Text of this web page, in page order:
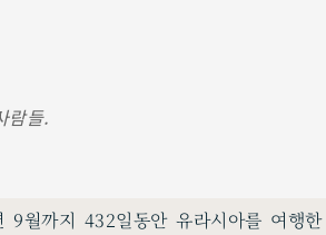
람들.
월까지 432일동안 유라시아를 여행